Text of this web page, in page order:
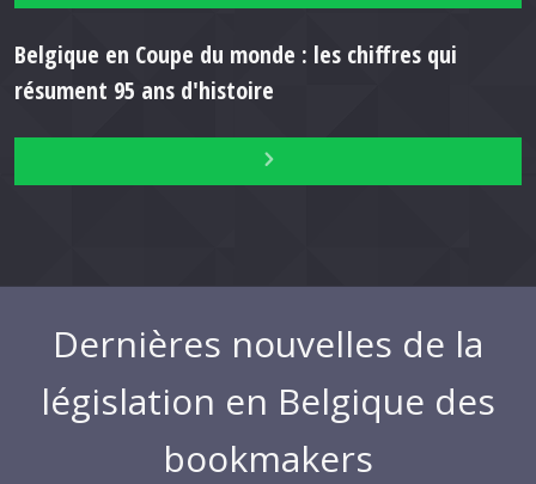
Belgique en Coupe du monde : les chiffres qui
résument 95 ans d'histoire
Dernières nouvelles de la
législation en Belgique des
bookmakers